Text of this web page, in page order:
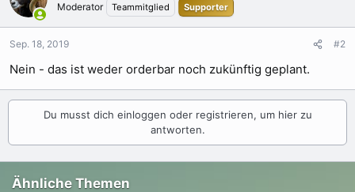
Moderator Teammitglied Supporter
Sep. 18, 2019 #2
Nein - das ist weder orderbar noch zukünftig geplant.
Du musst dich einloggen oder registrieren, um hier zu
antworten.
Ähnliche Themen